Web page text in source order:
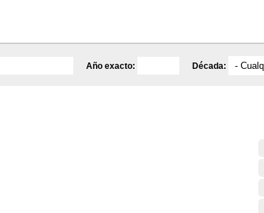
Año exacto: Década: